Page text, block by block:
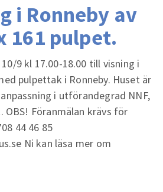
i Ronneby av
161 pulpet.
9 kl 17.00-18.00 till visning i
pulpettak i Ronneby. Huset är
i utförandegrad NNF,
Föranmälan krävs för
44 46 85
Ni kan läsa mer om